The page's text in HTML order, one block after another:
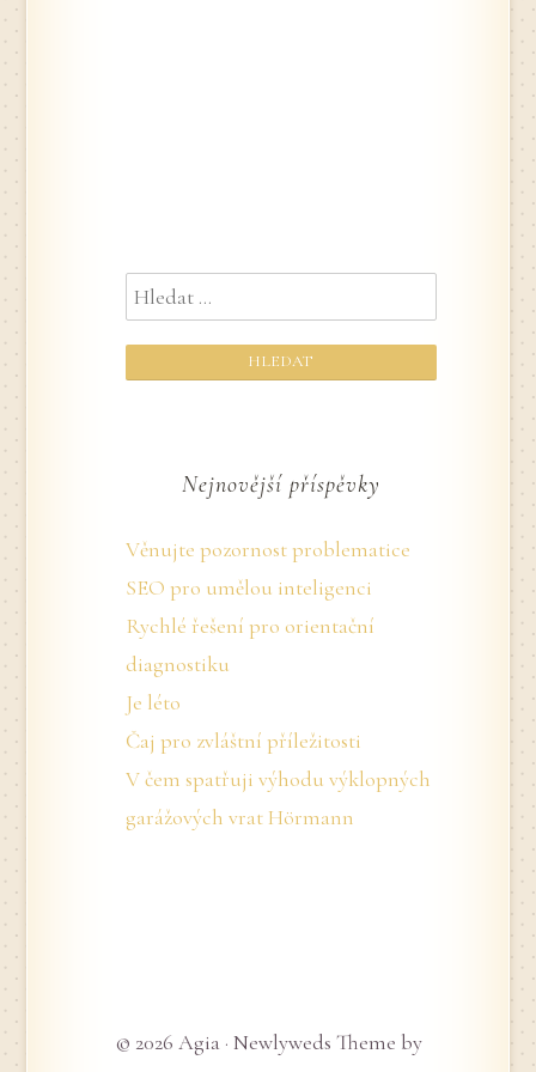
Vyhledávání
Nejnovější příspěvky
Věnujte pozornost problematice
SEO pro umělou inteligenci
Rychlé řešení pro orientační
diagnostiku
Je léto
Čaj pro zvláštní příležitosti
V čem spatřuji výhodu výklopných
garážových vrat Hörmann
© 2026 Agia · Newlyweds Theme by